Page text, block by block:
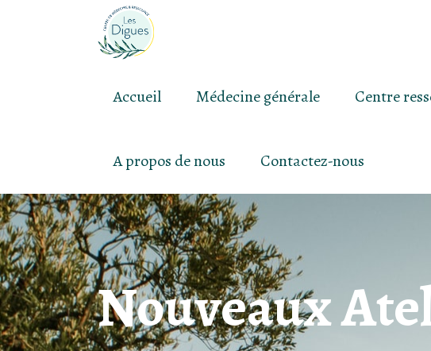
Accueil Médecine générale Centre
A propos de nous Contactez-nous
Nouveaux